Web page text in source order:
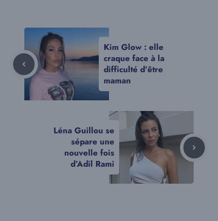
Kim Glow : elle
craque face à la
difficulté d’être
maman
Léna Guillou se
sépare une
nouvelle fois
d’Adil Rami